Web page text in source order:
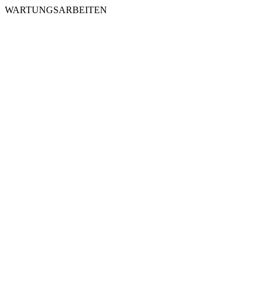
WARTUNGSARBEITEN